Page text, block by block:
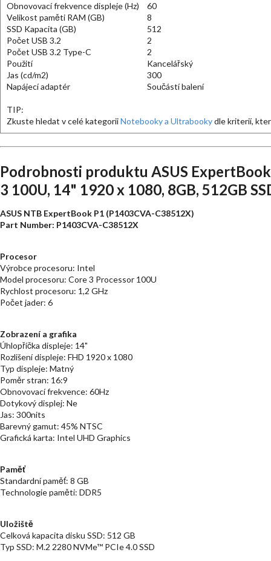
Obnovovací frekvence displeje (Hz)
60
Velikost paměti RAM (GB)
8
SSD Kapacita (GB)
512
Počet USB 3.2
2
Počet USB 3.2 Type-C
2
Použití
Kancelářský
Jas (cd/m2)
300
Napájecí adaptér
Součástí balení
TIP:
Zkuste hledat v celé kategoriiNotebooky a Ultrabookydle kriterií,
Podrobnosti produktu ASUS
3 100U, 14" 1920 x 1080, 8GB, 512GB
ASUS NTB ExpertBook P1 (P1403CVA-C38512X)
Part Number: P1403CVA-C38512X
Procesor
Výrobce procesoru: Intel
Model procesoru: Core 3 Processor 100U
Rychlost procesoru: 1,2 GHz
Počet jader: 6
Zobrazení a grafika
Úhlopříčka displeje: 14"
Rozlišení displeje: FHD 1920 x 1080
Typ displeje: Matný
Poměr stran: 16:9
Obnovovací frekvence: 60Hz
Dotykový displej: Ne
Jas: 300nits
Barevný gamut: 45% NTSC
Grafická karta: Intel UHD Graphics
Paměť
Standardní paměť: 8 GB
Technologie paměti: DDR5
Uložiště
Celková kapacita disku SSD: 512 GB
Typ SSD: M.2 2280 NVMe™ PCIe 4.0 SSD